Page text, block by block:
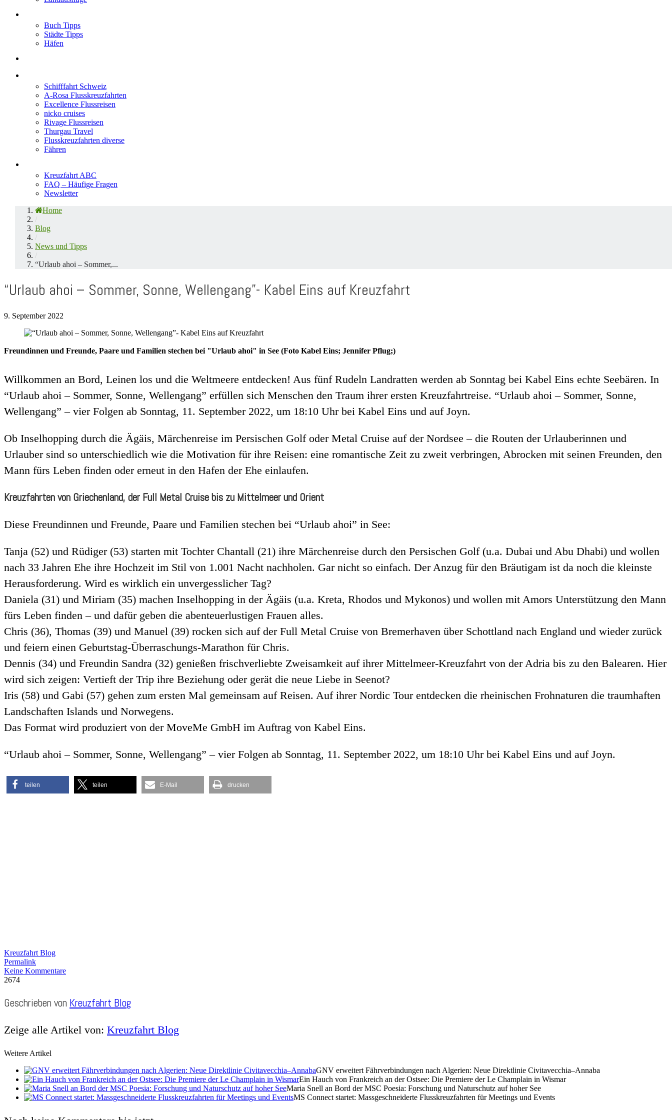
Buch Tipps
Städte Tipps
Häfen
Schifffahrt Schweiz
A-Rosa Flusskreuzfahrten
Excellence Flussreisen
nicko cruises
Rivage Flussreisen
Thurgau Travel
Flusskreuzfahrten diverse
Fähren
Kreuzfahrt ABC
FAQ – Häufige Fragen
Newsletter
Home
/
Blog
/
News und Tipps
/
“Urlaub ahoi – Sommer,...
“Urlaub ahoi – Sommer, Sonne, Wellengang”- Kabel Eins auf Kreuzfahrt
9. September 2022
Freundinnen und Freunde, Paare und Familien stechen bei "Urlaub ahoi" in See (Foto Kabel Eins; Jennifer Pflug;)
Willkommen an Bord, Leinen los und die Weltmeere entdecken! Aus fünf Rudeln Landratten werden ab Sonntag bei Kabel Eins echte Seebären. In
“Urlaub ahoi – Sommer, Sonne, Wellengang” erfüllen sich Menschen den Traum ihrer ersten Kreuzfahrtreise. “Urlaub ahoi – Sommer, Sonne,
Wellengang” – vier Folgen ab Sonntag, 11. September 2022, um 18:10 Uhr bei Kabel Eins und auf Joyn.
Ob Inselhopping durch die Ägäis, Märchenreise im Persischen Golf oder Metal Cruise auf der Nordsee – die Routen der Urlauberinnen und
Urlauber sind so unterschiedlich wie die Motivation für ihre Reisen: eine romantische Zeit zu zweit verbringen, Abrocken mit seinen Freunden, den
Mann fürs Leben finden oder erneut in den Hafen der Ehe einlaufen.
Kreuzfahrten von Griechenland, der Full Metal Cruise bis zu Mittelmeer und Orient
Diese Freundinnen und Freunde, Paare und Familien stechen bei “Urlaub ahoi” in See:
Tanja (52) und Rüdiger (53) starten mit Tochter Chantall (21) ihre Märchenreise durch den Persischen Golf (u.a. Dubai und Abu Dhabi) und wollen
nach 33 Jahren Ehe ihre Hochzeit im Stil von 1.001 Nacht nachholen. Gar nicht so einfach. Der Anzug für den Bräutigam ist da noch die kleinste
Herausforderung. Wird es wirklich ein unvergesslicher Tag?
Daniela (31) und Miriam (35) machen Inselhopping in der Ägäis (u.a. Kreta, Rhodos und Mykonos) und wollen mit Amors Unterstützung den Mann
fürs Leben finden – und dafür geben die abenteuerlustigen Frauen alles.
Chris (36), Thomas (39) und Manuel (39) rocken sich auf der Full Metal Cruise von Bremerhaven über Schottland nach England und wieder zurück
und feiern einen Geburtstag-Überraschungs-Marathon für Chris.
Dennis (34) und Freundin Sandra (32) genießen frischverliebte Zweisamkeit auf ihrer Mittelmeer-Kreuzfahrt von der Adria bis zu den Balearen. Hier
wird sich zeigen: Vertieft der Trip ihre Beziehung oder gerät die neue Liebe in Seenot?
Iris (58) und Gabi (57) gehen zum ersten Mal gemeinsam auf Reisen. Auf ihrer Nordic Tour entdecken die rheinischen Frohnaturen die traumhaften
Landschaften Islands und Norwegens.
Das Format wird produziert von der MoveMe GmbH im Auftrag von Kabel Eins.
“Urlaub ahoi – Sommer, Sonne, Wellengang” – vier Folgen ab Sonntag, 11. September 2022, um 18:10 Uhr bei Kabel Eins und auf Joyn.
teilen teilen E-Mail drucken
Kreuzfahrt Blog
Permalink
Keine Kommentare
2674
Geschrieben von Kreuzfahrt Blog
Zeige alle Artikel von: Kreuzfahrt Blog
Weitere Artikel
GNV erweitert Fährverbindungen nach Algerien: Neue Direktlinie Civitavecchia–Annaba
Ein Hauch von Frankreich an der Ostsee: Die Premiere der Le Champlain in Wismar
Maria Snell an Bord der MSC Poesia: Forschung und Naturschutz auf hoher See
MS Connect startet: Massgeschneiderte Flusskreuzfahrten für Meetings und Events